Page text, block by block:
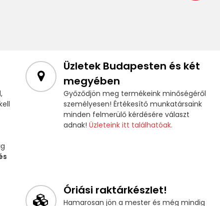
Üzletek Budapesten és két
megyében
Győződjön meg termékeink minőségéről
személyesen! Értékesítő munkatársaink
minden felmerülő kérdésére választ
adnak! Üzleteink itt találhatóak.
Óriási raktárkészlet!
Hamarosan jön a mester és még mindig